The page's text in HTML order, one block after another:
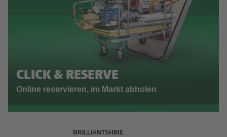
CLICK & RESERVE
Online reservieren, im Markt abholen
BRILLIANTSHINE